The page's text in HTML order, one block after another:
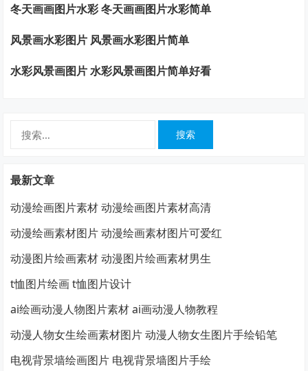
冬天画画图片水彩 冬天画画图片水彩简单
风景画水彩图片 风景画水彩图片简单
水彩风景画图片 水彩风景画图片简单好看
最新文章
动漫绘画图片素材 动漫绘画图片素材高清
动漫绘画素材图片 动漫绘画素材图片可爱红
动漫图片绘画素材 动漫图片绘画素材男生
t恤图片绘画 t恤图片设计
ai绘画动漫人物图片素材 ai画动漫人物教程
动漫人物女生绘画素材图片 动漫人物女生图片手绘铅笔
电视背景墙绘画图片 电视背景墙图片手绘